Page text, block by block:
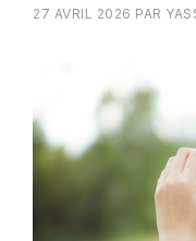
27 AVRIL 2026 PAR